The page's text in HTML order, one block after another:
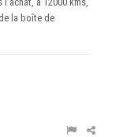
la boîte de